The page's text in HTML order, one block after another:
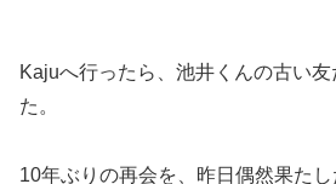
Kajuへ行ったら、池井くんの古い
た。
10年ぶりの再会を、昨日偶然果たし